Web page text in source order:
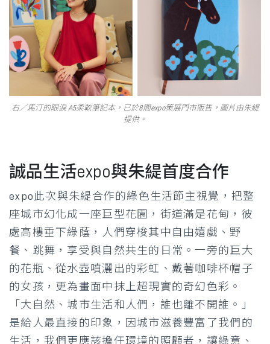
右／馬汀的眼淚 A5柔軟筆記本，已於8間expo策展門市販售，圖片由朱緹
提供。
誠品生活expo與朱緹首度合作
expo此次與朱緹合作的綠色生活節主視覺，把整
座城市幻化成一座巨型花園，街道滿是花甸，彼
處高樓垂下綠蔭，人們穿梭其中自由嬉戲、野
餐、跳舞，享受與自然共生的日常。一旁的巨大
的花瓶、從水壺噴灑出的彩虹、戴著咖啡杯帽子
的女孩，更為畫面中抹上超現實的奇幻色彩。
「大自然、城市生活和人們，誰也離不開誰。」
是給人最直接的印象，因城市滋養豐富了我們的
生活，我們更應該擔任環境的照顧者，讓綠意、